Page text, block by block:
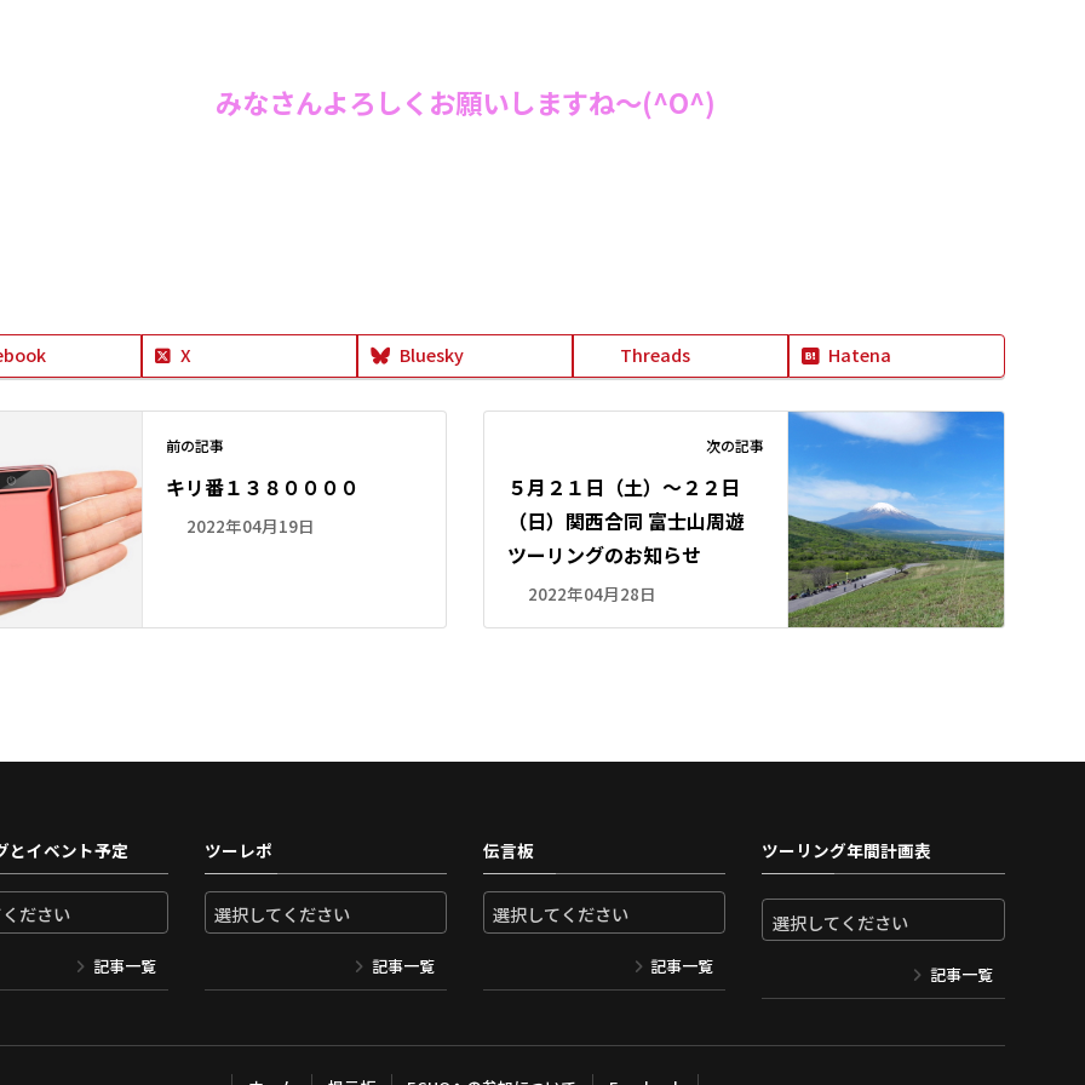
みなさんよろしくお願いしますね～(^O^)
X Bluesky Threads Hatena
前の記事
キリ番１３８００００
2022年04月19日
次の記事
５月２１日（土）～２２日
（日）関西合同 富士山周遊
ツーリングのお知らせ
2022年04月28日
とイベント予定
記事一覧
ツーレポ
記事一覧
伝言板
記事一覧
ツーリング年間計画表
記事一覧